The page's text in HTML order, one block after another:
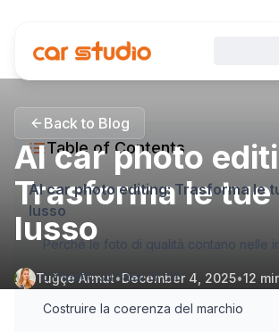
Back to Blog
AI car photo
Trasforma le tue
lusso
Tuğçe Armut•December 4, 2025•12
Table of Contents
AI car photo editing: Trasforma le
lusso
Perché le foto di qualità contano nelle
L'impatto sui tassi di clic
Costruire la coerenza del marchio